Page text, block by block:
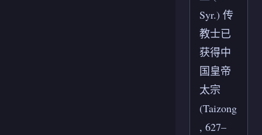
Syr.) 传
教士已
获得中
国皇帝
太宗
(Taizong
, 627–